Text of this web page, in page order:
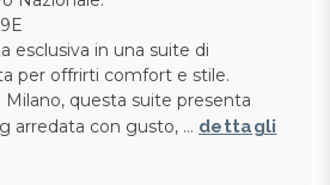
esclusiva in una suite di
per offrirti comfort e stile.
questa suite presenta
arredata con gusto, … dettagli